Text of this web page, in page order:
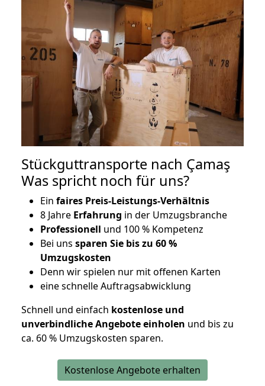
Stückguttransporte nach Çamaş
Was spricht noch für uns?
Ein faires Preis-Leistungs-Verhältnis
8 Jahre Erfahrung in der Umzugsbranche
Professionell und 100 % Kompetenz
Bei uns sparen Sie bis zu 60 %
Umzugskosten
Denn wir spielen nur mit offenen Karten
eine schnelle Auftragsabwicklung
Schnell und einfach kostenlose und
unverbindliche Angebote einholen und bis zu
ca. 60 % Umzugskosten sparen.
Kostenlose Angebote erhalten